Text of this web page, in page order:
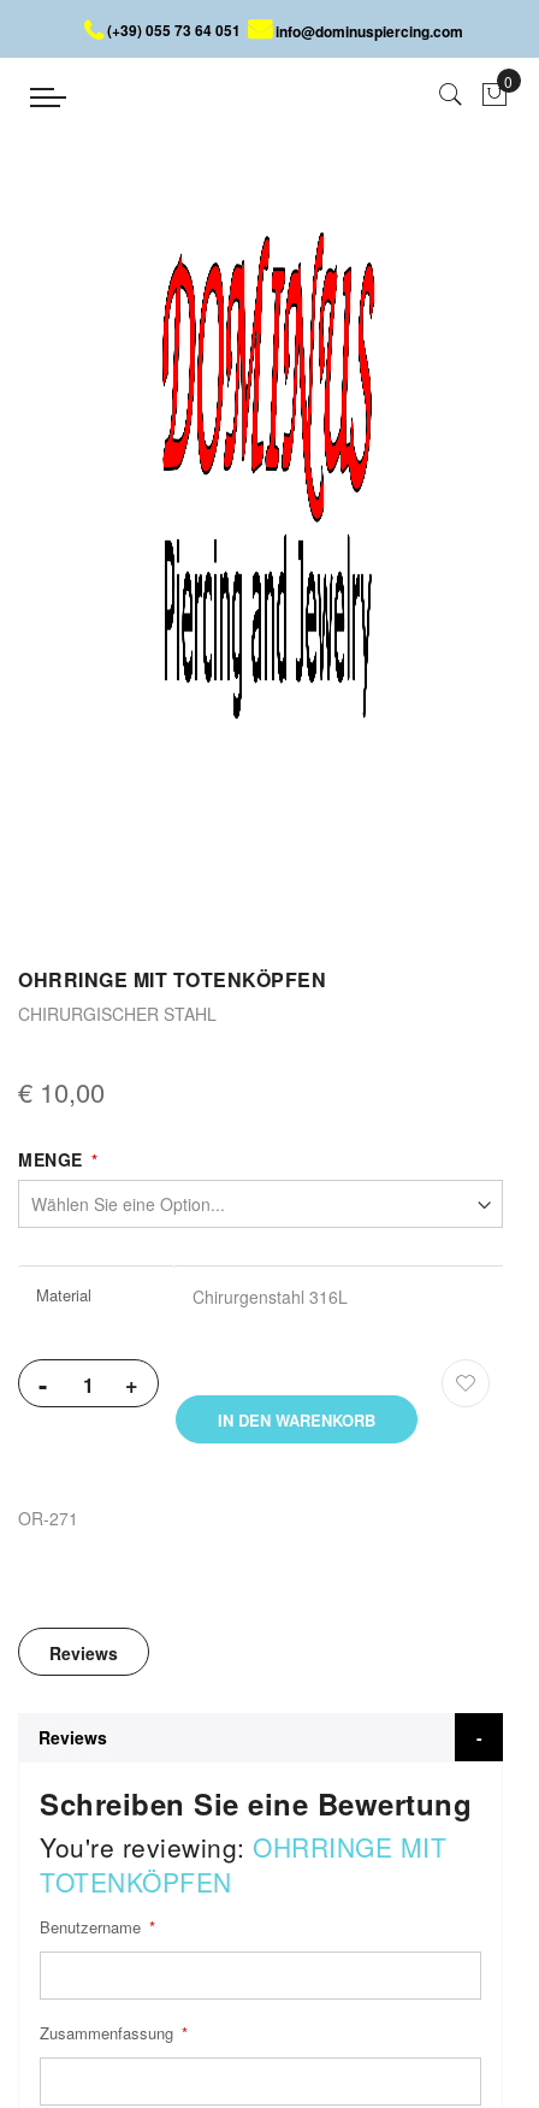
(+39) 055 73 64 051 info@dominuspiercing.com
OHRRINGE MIT TOTENKÖPFEN
OHRRINGE MIT TOTENKÖPFEN
OHRRINGE MIT TOTENKÖPFEN
CHIRURGISCHER STAHL
€ 10,00
MENGE
Informationen
Material Chirurgenstahl 316L
- +
IN DEN WARENKORB
OR-271
Reviews
Reviews
Schreiben Sie eine Bewertung
You're reviewing: OHRRINGE MIT
TOTENKÖPFEN
Benutzername
Zusammenfassung